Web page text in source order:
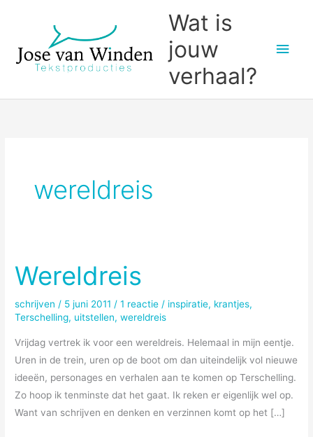
inhoud
Wat is
jouw
verhaal?
wereldreis
Wereldreis
schrijven / 5 juni 2011 /1 reactie / inspiratie, krantjes,
Terschelling, uitstellen,wereldreis
Vrijdag vertrek ik voor een wereldreis. Helemaal in mijn eentje.
Uren in de trein, uren op de boot om dan uiteindelijk vol nieuwe
ideeën, personages en verhalen aan te komen op Terschelling.
Zo hoop ik tenminste dat het gaat. Ik reken er eigenlijk wel op.
Want van schrijven en denken en verzinnen komt op het […]